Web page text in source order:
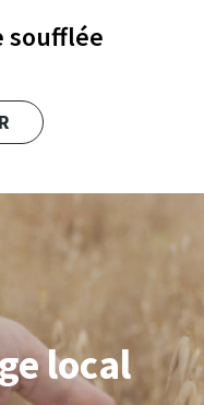
soufflée
local